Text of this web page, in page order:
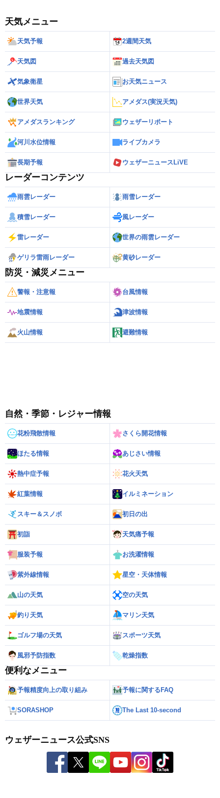
天気メニュー
天気予報 2週間天気
天気図 過去天気図
気象衛星 お天気ニュース
世界天気 アメダス(実況天気)
アメダスランキング ウェザーリポート
河川水位情報 ライブカメラ
長期予報 ウェザーニュースLiVE
レーダーコンテンツ
雨雲レーダー 雨雪レーダー
積雪レーダー 風レーダー
雷レーダー 世界の雨雲レーダー
ゲリラ雷雨レーダー 黄砂レーダー
防災・減災メニュー
警報・注意報 台風情報
地震情報 津波情報
火山情報 避難情報
自然・季節・レジャー情報
花粉飛散情報 さくら開花情報
ほたる情報 あじさい情報
熱中症予報 花火天気
紅葉情報 イルミネーション
スキー＆スノボ 初日の出
初詣 天気痛予報
服装予報 お洗濯情報
紫外線情報 星空・天体情報
山の天気 空の天気
釣り天気 マリン天気
ゴルフ場の天気 スポーツ天気
風邪予防指数 乾燥指数
便利なメニュー
予報精度向上の取り組み 予報に関するFAQ
SORASHOP The Last 10-second
ウェザーニュース公式SNS